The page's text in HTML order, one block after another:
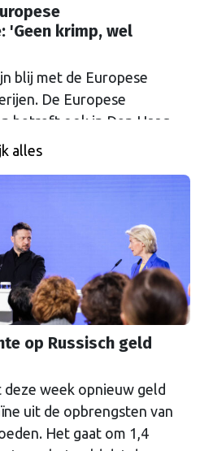
'Geen krimp, wel
blij met de Europese
De Europese
betreft ook in Den Haag
alles
op Russisch geld
week opnieuw geld
uit de opbrengsten van
Het gaat om 1,4
op het geld dat de